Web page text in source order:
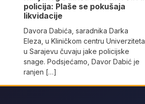
policija: Plaše se pokušaja
likvidacije
Davora Dabića, saradnika Darka
Eleza, u Kliničkom centru Univerziteta
u Sarajevu čuvaju jake policijske
snage. Podsjećamo, Davor Dabić je
ranjen […]